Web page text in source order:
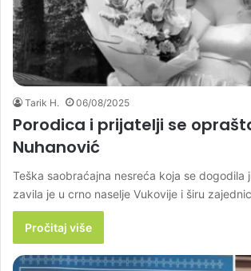
Tarik H. 06/08/2025
Porodica i prijatelji se
Nuhanović
Teška saobraćajna nesreća koja se dogodila
zavila je u crno naselje Vukovije i širu
Pročitaj više